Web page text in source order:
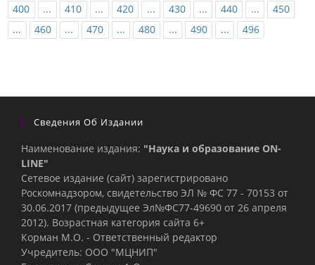
400
... 410 ... 420 ... 430 ... 440 ...
450
...
460 ... 470 ... 480 ... 490 ... 496
Сведения Об Издании
Наименование издания: "Наука и образование ON-
LINE"
Сетевое издание (сайт) зарегистрировано
Роскомнадзором, свидетельство ЭЛ № ФС 77 - 70153 от
30.06.2017 (предыдущее Эл№ФC77-49690 от 26 апреля
2012). Возрастная категория сайта 6+
Корман М.О. - Ответственный редактор
Учредитель: ООО "МЦНИП"